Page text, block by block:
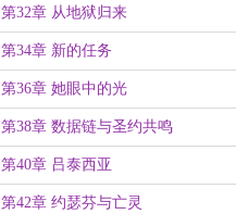
第32章 从地狱归来
第34章 新的任务
第36章 她眼中的光
第38章 数据链与圣约共鸣
第40章 吕泰西亚
第42章 约瑟芬与亡灵